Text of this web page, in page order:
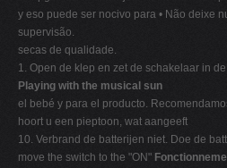
y eso puede ser nocivo para • Não deixe
supervisão.
secas de qualidade.
1. Open de klep en zet de schakelaar in
Playing with the musical sun
el bebé y para el producto.
hoort u een pieptoon, wat aangeeft
10. Verbrand de batterijen niet. Doe de
move the switch to the "ON"